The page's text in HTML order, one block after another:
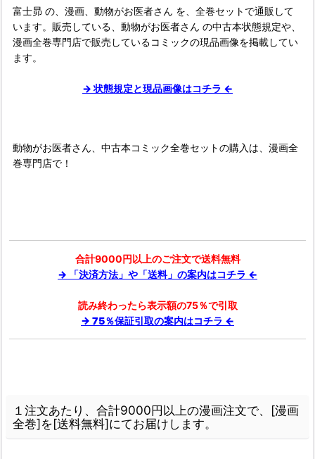
富士昴 の、漫画、動物がお医者さん を、全巻セットで通販して
います。販売している、動物がお医者さん の中古本状態規定や、
漫画全巻専門店で販売しているコミックの現品画像を掲載してい
ます。
→ 状態規定と現品画像はコチラ ←
動物がお医者さん、中古本コミック全巻セットの購入は、漫画全
巻専門店で！
合計9000円以上のご注文で送料無料
→ 「決済方法」や「送料」の案内はコチラ ←
読み終わったら表示額の75％で引取
→ 75％保証引取の案内はコチラ ←
１注文あたり、合計9000円以上の漫画注文で、[漫画
全巻]を[送料無料]にてお届けします。